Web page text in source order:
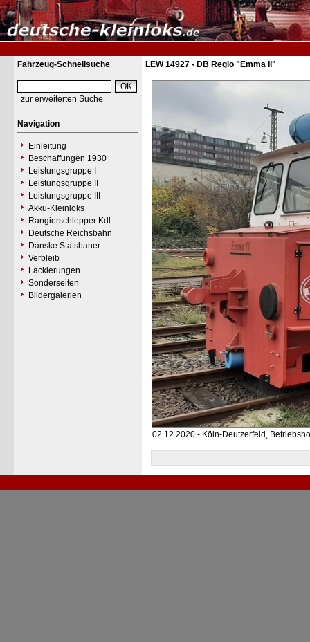
Fahrzeug-Schnellsuche
zur erweiterten Suche
Navigation
Einleitung
Beschaffungen 1930
Leistungsgruppe I
Leistungsgruppe II
Leistungsgruppe III
Akku-Kleinloks
Rangierschlepper Kdl
Deutsche Reichsbahn
Danske Statsbaner
Verbleib
Lackierungen
Sonderseiten
Bildergalerien
LEW 14927 - DB Regio "Emma II"
02.12.2020 - Köln-Deutzerfeld,